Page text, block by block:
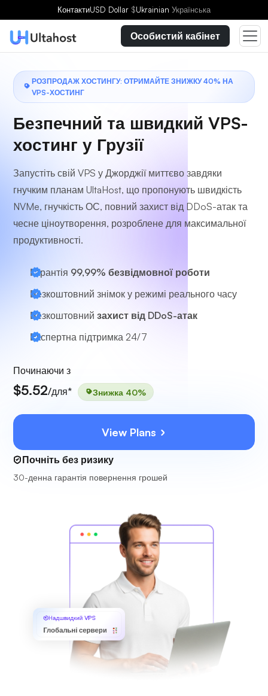
КонтактиUSD Dollar $Ukrainian Українська
Особистий кабінет
РОЗПРОДАЖ ХОСТИНГУ: ОТРИМАЙТЕ ЗНИЖКУ 40% НА
VPS-ХОСТИНГ
Безпечний та швидкий VPS-
хостинг у Грузії
Запустіть свій VPS у Джорджії миттєво завдяки
гнучким планам UltaHost, що пропонують швидкість
NVMe, гнучкість ОС, повний захист від DDoS-атак та
чесне ціноутворення, розроблене для максимальної
продуктивності.
Гарантія 99,99% безвідмовної роботи
Безкоштовний знімок у режимі реального часу
Безкоштовний захист від DDoS-атак
Експертна підтримка 24/7
Починаючи з
$5.52/для* Знижка 40%
View Plans
Почніть без ризику
30-денна гарантія повернення грошей
Надшвидкий VPS
Глобальні сервери